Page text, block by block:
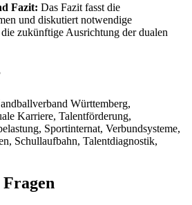
Fazit: Das Fazit fasst die
und diskutiert notwendige
zukünftige Ausrichtung der dualen
Württemberg,
Karriere, Talentförderung,
Sportinternat, Verbundsysteme,
Schullaufbahn, Talentdiagnostik,